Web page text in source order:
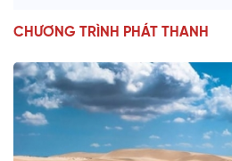
e
o
CHƯƠNG TRÌNH PHÁT THANH